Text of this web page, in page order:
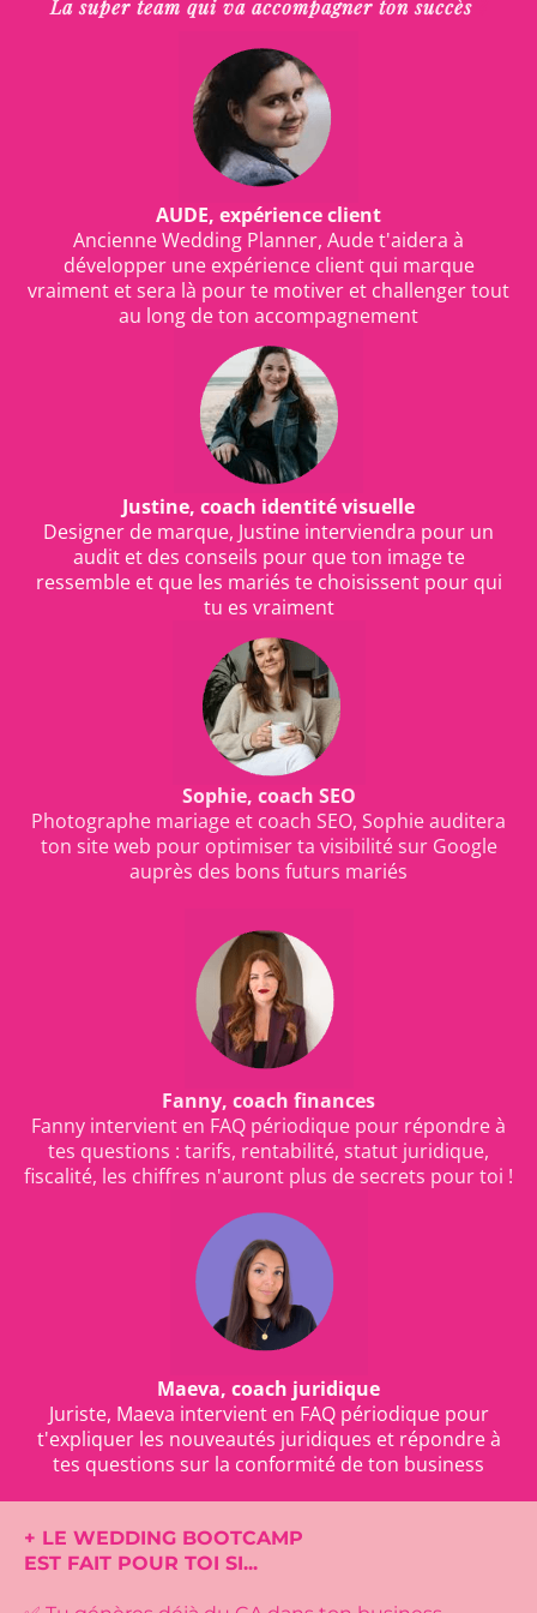
Anticiper les tensions, les oublis et les
demandes floues pour offrir un
accompagnement plus pro, plus rassurant, et
donne envie de te recommander
droits en tant que cheffe d’entreprise
(prévoyance, indemnités kilométriques..)
+Préparer ton business à accueillir un.e
collaborateur.trice et comprendre les
statuts possibles pour collaborer
mener un entretien de recrutement
avec plus de clarté
Accueillir et faire grandir ton équipe en te
libérerant du temps sans perdre en qualité
La super team qui va accompagner ton succès?
AUDE, expérience client
Ancienne Wedding Planner, Aude t'aidera à
développer une expérience client qui marque
vraiment et sera là pour te motiver et challenger tout
au long de ton accompagnement
Justine, coach identité visuelle
Designer de marque, Justine interviendra pour un
audit et des conseils pour que ton image te
ressemble et que les mariés te choisissent pour qui
tu es vraiment
Sophie, coach SEO
Photographe mariage et coach SEO, Sophie auditera
ton site web pour optimiser ta visibilité sur Google
auprès des bons futurs mariés
Fanny, coach finances
Fanny intervient en FAQ périodique pour répondre à
tes questions : tarifs, rentabilité, statut juridique,
fiscalité, les chiffres n'auront plus de secrets pour toi !
Maeva, coach juridique
Juriste, Maeva intervient en FAQ périodique pour
t'expliquer les nouveautés juridiques et répondre à
tes questions sur la conformité de ton business
+ LE WEDDING BOOTCAMP
EST FAIT POUR TOI SI...